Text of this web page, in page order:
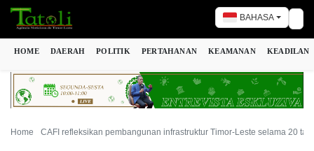
BAHASA
HOME DAERAH POLITIK PERTAHANAN KEAMANAN KEADILAN
Home CAFI refleksikan pembangunan infrastruktur Timor-Leste selama 20